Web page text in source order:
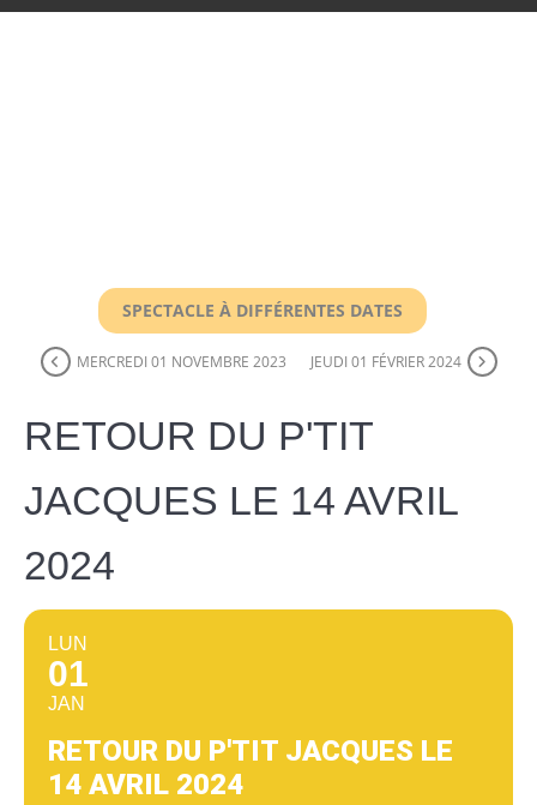
SPECTACLE À DIFFÉRENTES DATES
MERCREDI 01 NOVEMBRE 2023 JEUDI 01 FÉVRIER 2024
RETOUR DU P'TIT
JACQUES LE 14 AVRIL
2024
LUN
01
JAN
RETOUR DU P'TIT JACQUES LE
14 AVRIL 2024